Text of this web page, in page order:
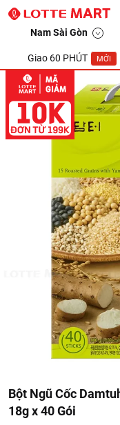
Nam Sài Gòn
Giao 60 PHÚT MỚI
Bột Ngũ Cốc
18g x 40 Gói